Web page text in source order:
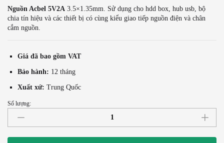
Nguồn Acbel 5V2A 3.5×1.35mm. Sử dụng cho hdd box, hub usb, bộ
chia tín hiệu và các thiết bị có cùng kiểu giao tiếp nguồn điện và chân
cắm nguồn.
Giá đã bao gồm VAT
Bảo hành: 12 tháng
Xuất xứ: Trung Quốc
Nguồn
Số lượng: